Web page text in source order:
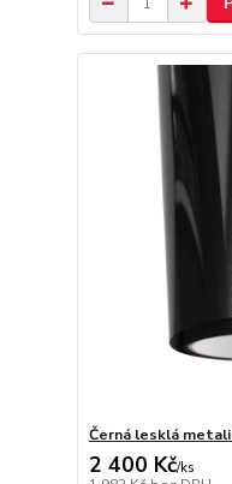
Černá lesklá
2 400 Kč/ks